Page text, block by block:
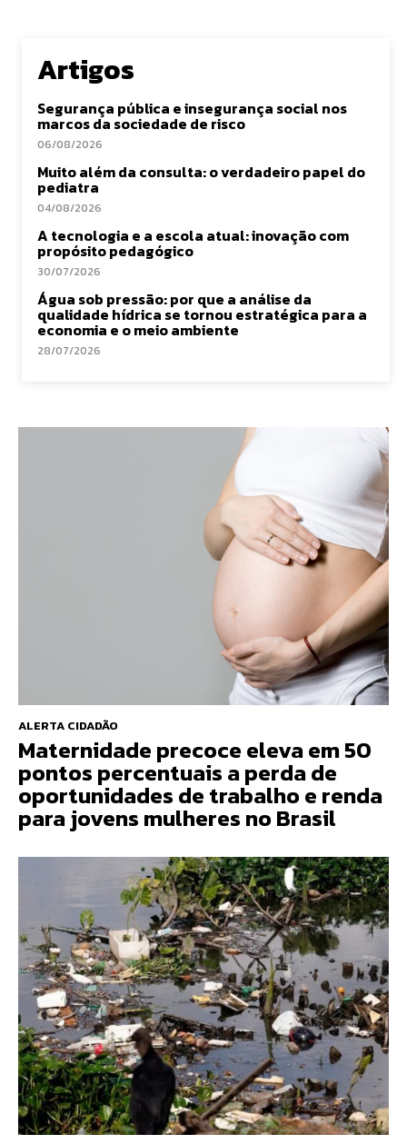
ALERTA CIDADÃO
Maternidade precoce eleva em 50
pontos percentuais a perda de
oportunidades de trabalho e renda
para jovens mulheres no Brasil
Artigos
Segurança pública e insegurança social nos
marcos da sociedade de risco
06/08/2026
Muito além da consulta: o verdadeiro papel do
pediatra
04/08/2026
A tecnologia e a escola atual: inovação com
propósito pedagógico
30/07/2026
Água sob pressão: por que a análise da
qualidade hídrica se tornou estratégica para a
economia e o meio ambiente
28/07/2026